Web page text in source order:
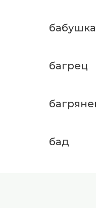
бабушка
багрец
бад